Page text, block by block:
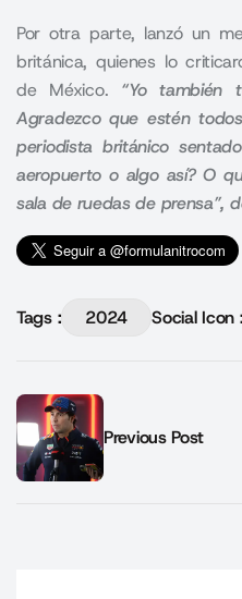
Por otra parte, lanzó un
británica, quienes lo
de México. “Yo también
Agradezco que estén
periodista británico
aeropuerto o algo así? O
sala de ruedas de prensa”,
Tags : 2024 Social Icon :
Previous Post